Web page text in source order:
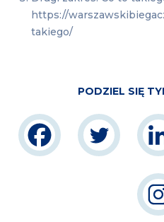
https://
takiego/
PODZIEL SIĘ